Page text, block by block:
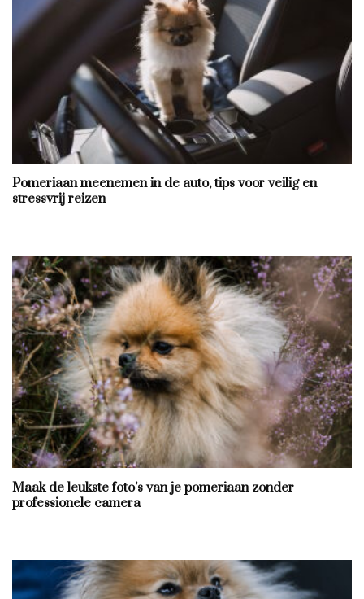
Pomeriaan meenemen in de auto, tips voor veilig en
stressvrij reizen
Maak de leukste foto’s van je pomeriaan zonder
professionele camera